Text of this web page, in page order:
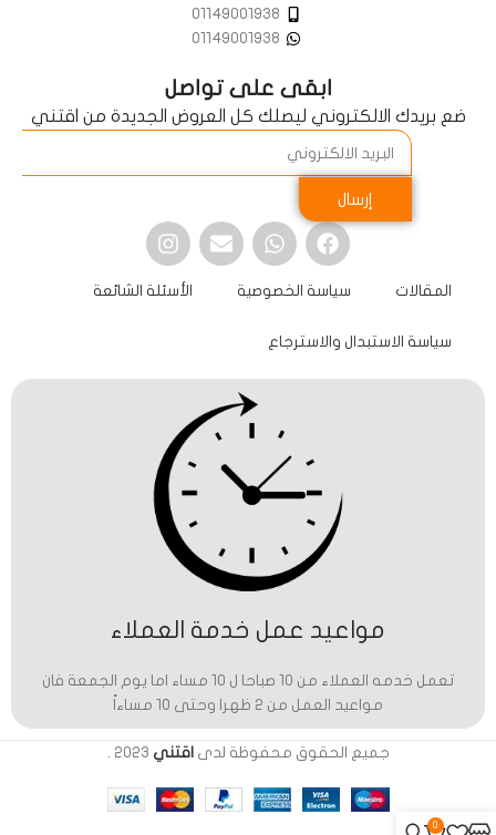
01149001938
01149001938
ابقى على تواصل
ضع بريدك الالكتروني ليصلك كل العروض الجديدة من اقتني
إرسال
المقالات سياسة الخصوصية الأسئلة الشائعة
سياسة الاستبدال والاسترجاع
مواعيد عمل خدمة العملاء
تعمل خدمه العملاء من 10 صباحا ل 10 مساء اما يوم الجمعة فان
مواعيد العمل من 2 ظهرا وحتى 10 مساءاً
جميع الحقوق محفوظة لدى اقتني 2023
0